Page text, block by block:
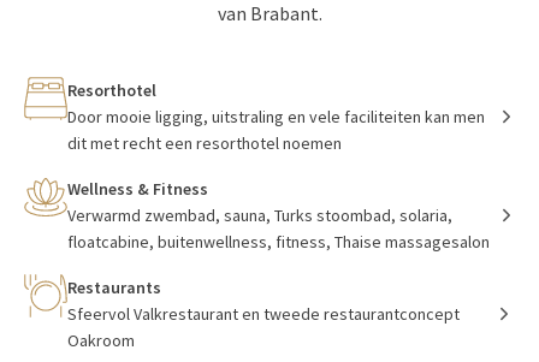
van Brabant.
Resorthotel
Door mooie ligging, uitstraling en vele faciliteiten kan men
dit met recht een resorthotel noemen
Wellness & Fitness
Verwarmd zwembad, sauna, Turks stoombad, solaria,
floatcabine, buitenwellness, fitness, Thaise massagesalon
Restaurants
Sfeervol Valkrestaurant en tweede restaurantconcept
Oakroom